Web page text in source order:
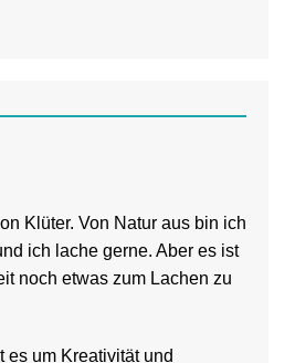
Klüter. Von Natur aus bin ich
ich lache gerne. Aber es ist
noch etwas zum Lachen zu
es um Kreativität und